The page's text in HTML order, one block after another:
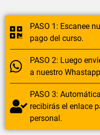
PASO 1: Escanee
pago del curso.
PASO 2: Luego
a nuestro
PASO 3:
recibirás el enlace
personal.